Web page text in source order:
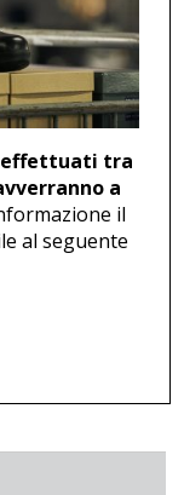
BOOT U 712
€
U 440
tra
a
il
al seguente